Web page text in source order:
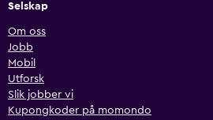
Selskap
Om oss
Jobb
Mobil
Utforsk
Slik jobber vi
Kupongkoder på momondo